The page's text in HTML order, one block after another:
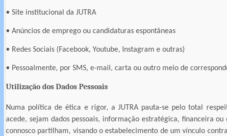
• Site institucional da JUTRA
• Anúncios de emprego ou candidaturas espontâneas
• Redes Sociais (Facebook, Youtube, Instagram e outras)
• Pessoalmente, por SMS, e-mail, carta ou outro meio de
Utilização dos Dados Pessoais
Numa política de ética e rigor, a JUTRA pauta-se pelo total
acede, sejam dados pessoais, informação estratégica, financeira
connosco partilham, visando o estabelecimento de um vínculo